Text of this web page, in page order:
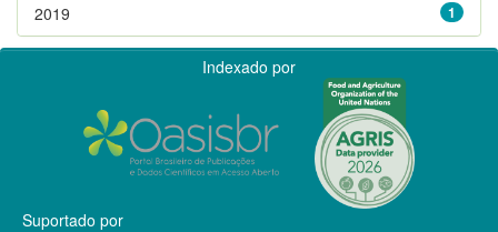
1
2019
Indexado por
Suportado por